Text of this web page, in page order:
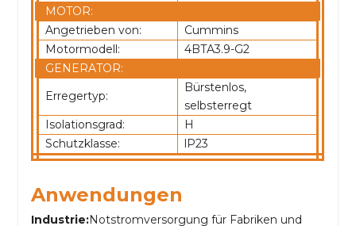
MOTOR:
Angetrieben von:
Cummins
Motormodell:
4BTA3.9-G2
GENERATOR:
Erregertyp:
Bürstenlos,
selbsterregt
Isolationsgrad:
H
Schutzklasse:
lP23
Anwendungen
Industrie:Notstromversorgung für Fabriken und